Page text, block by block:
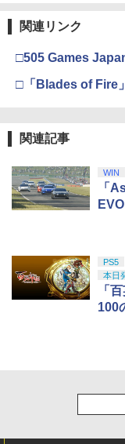
4
5
4
関連リンク
□505 Games
□「Blades of Fire
関連記事
WIN
「
PS5
本日
「
100